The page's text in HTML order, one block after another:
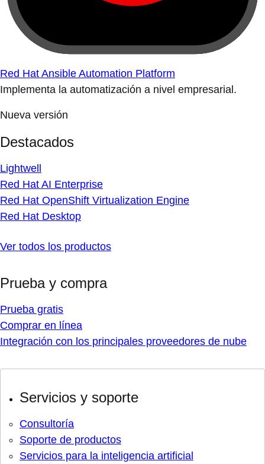
Red Hat Ansible Automation Platform
Implementa la automatización a nivel empresarial.
Nueva versión
Destacados
Lightwell
Red Hat AI Enterprise
Red Hat OpenShift Virtualization Engine
Red Hat Desktop
Ver todos los productos
Prueba y compra
Prueba gratis
Comprar en línea
Integración con los principales proveedores de nube
Servicios y soporte
Consultoría
Soporte de productos
Servicios para la inteligencia artificial